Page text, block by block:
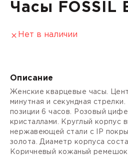
Часы FOSSIL
Нет в наличии
Описание
Женские кварцевые часы.
минутная и секундная
позиции 6 часов. Розовый
кристаллами. Круглый корпус
нержавеющей стали с IP
золота. Диаметр корпуса
Коричневый кожаный ремешок